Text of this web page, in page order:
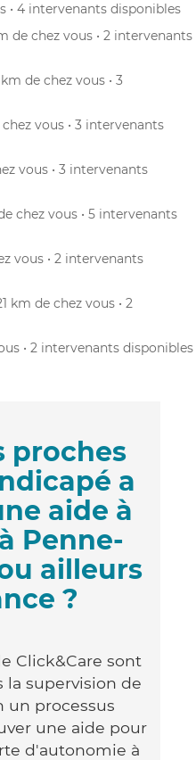
• 4 intervenants disponibles
de chez vous • 2 intervenants
km de chez vous • 3
chez vous • 3 intervenants
vous • 3 intervenants
chez vous • 5 intervenants
vous • 2 intervenants
km de chez vous • 2
• 2 intervenants disponibles
proches
a
aide à
Penne-
ailleurs
?
Click&Care sont
la supervision de
un processus
une aide pour
d'autonomie à